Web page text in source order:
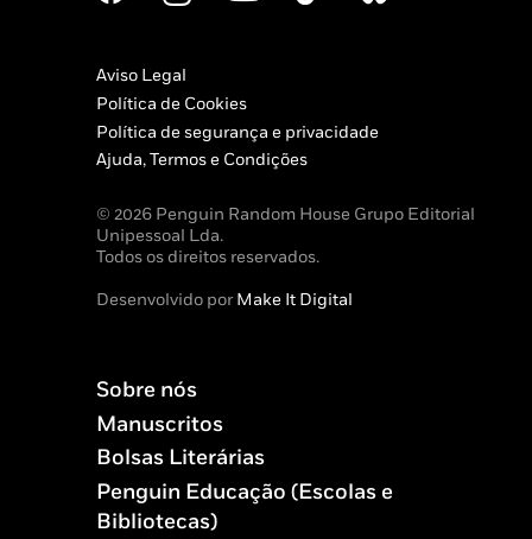
Aviso Legal
Política de Cookies
Política de segurança e privacidade
Ajuda, Termos e Condições
© 2026 Penguin Random House Grupo Editorial
Unipessoal Lda.
Todos os direitos reservados.
Desenvolvido porMake It Digital
Sobre nós
Manuscritos
Bolsas Literárias
Penguin Educação (Escolas e
Bibliotecas)